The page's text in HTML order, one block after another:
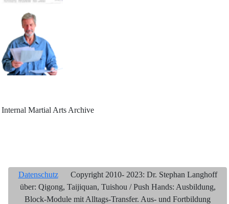
Internal Martial Arts Archive
DatenschutzCopyright 2010- 2023: Dr. Stephan Langhoff
über: Qigong, Taijiquan, Tuishou / Push Hands: Ausbildung,
Block-Module mit Alltags-Transfer. Aus- und Fortbildung